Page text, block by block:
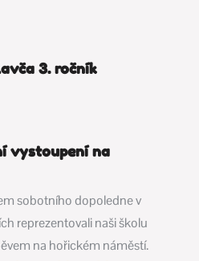
3. ročník
vystoupení na
sobotního dopoledne v
reprezentovali naši školu
na hořickém náměstí.